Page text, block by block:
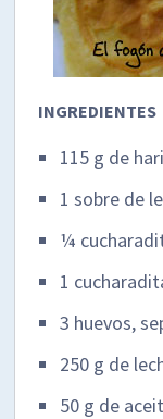
INGREDIENTES
115 g de
1 sobre de
¼
1
3 huevos,
250 g de
50 g de